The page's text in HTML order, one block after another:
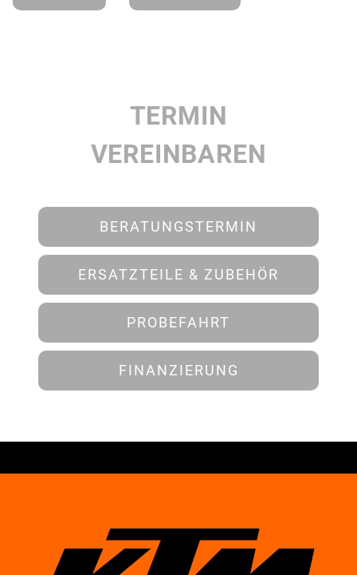
TERMIN
VEREINBAREN
BERATUNGSTERMIN
ERSATZTEILE & ZUBEHÖR
PROBEFAHRT
FINANZIERUNG